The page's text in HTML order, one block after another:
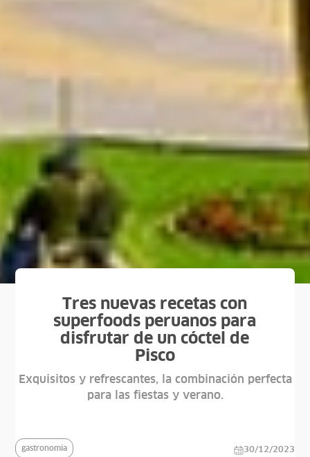
Tres nuevas recetas con
superfoods peruanos para
disfrutar de un cóctel de
Pisco
Exquisitos y refrescantes, la combinación perfecta
para las fiestas y verano.
gastronomia 30/12/2023